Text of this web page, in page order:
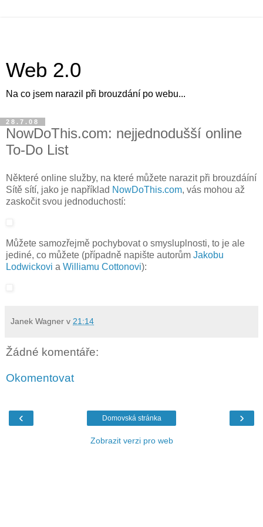
Web 2.0
Na co jsem narazil při brouzdání po webu...
28.7.08
NowDoThis.com: nejjednodušší online
To-Do List
Některé online služby, na které můžete narazit při brouzdáíní
Sítě sítí, jako je například NowDoThis.com, vás mohou až
zaskočit svou jednoduchostí:
Můžete samozřejmě pochybovat o smysluplnosti, to je ale
jediné, co můžete (případně napište autorům Jakobu
Lodwickovi a Williamu Cottonovi):
Janek Wagner v 21:14
Žádné komentáře:
Okomentovat
‹ ›
Domovská stránka
Zobrazit verzi pro web